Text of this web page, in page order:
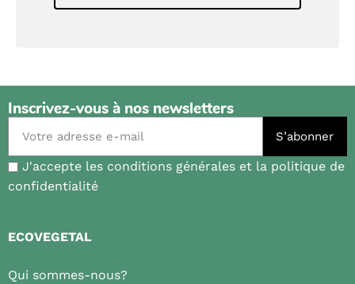
Inscrivez-vous à nos newsletters
S’abonner
J'accepte les conditions générales et la politique de
confidentialité
ECOVEGETAL
Qui sommes-nous?